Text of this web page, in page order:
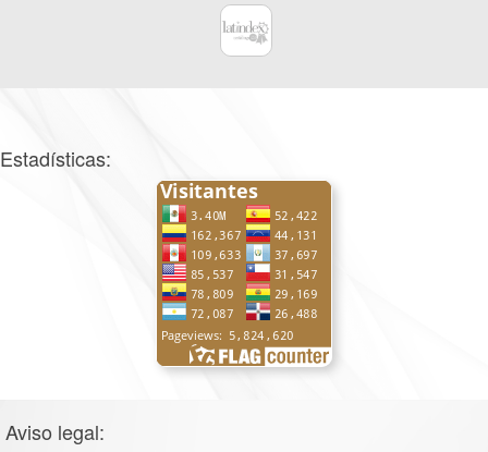
Estadísticas:
Aviso legal: